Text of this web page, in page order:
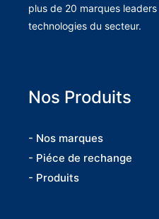
plus de 20 marques
technologies du secteur.
Nos Produits
- Nos marques
- Piéce de rechange
- Produits